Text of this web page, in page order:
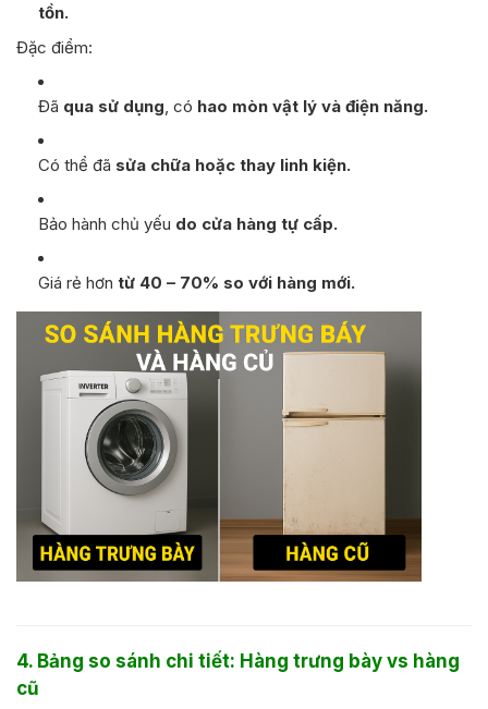
tồn.
Đặc điểm:
Đã qua sử dụng, có hao mòn vật lý và điện năng.
Có thể đã sửa chữa hoặc thay linh kiện.
Bảo hành chủ yếu do cửa hàng tự cấp.
Giá rẻ hơn từ 40 – 70% so với hàng mới.
4. Bảng so sánh chi tiết: Hàng trưng bày vs hàng
cũ